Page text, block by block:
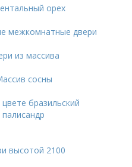
орех
межкомнатные двери
из массива
сосны
бразильский
палисандр
высотой 2100